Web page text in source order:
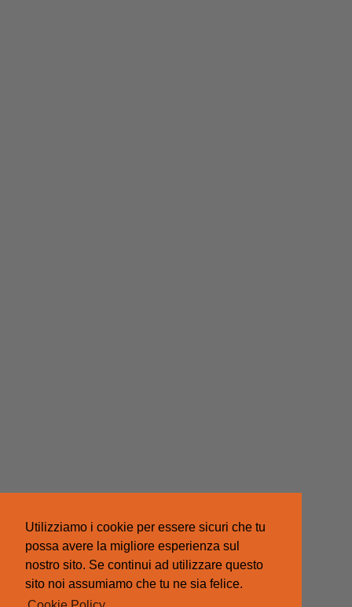
Utilizziamo i cookie per essere sicuri che tu
possa avere la migliore esperienza sul
nostro sito. Se continui ad utilizzare questo
sito noi assumiamo che tu ne sia felice.